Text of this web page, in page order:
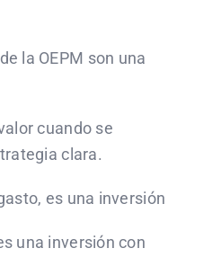
la OEPM son una
cuando se
clara.
es una inversión
una inversión con